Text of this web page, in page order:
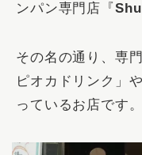
ンパン専門店『
その名の通り、専
ピオカドリンク」
っているお店です。